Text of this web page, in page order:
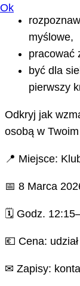
myślowe,
pracować
być dla
pierwszy
Odkryj jak
osobą w
📍 Miejsce:
📅 8 Marca
🗓 Godz.
💶 Cena:
✉ Zapisy:
Ok